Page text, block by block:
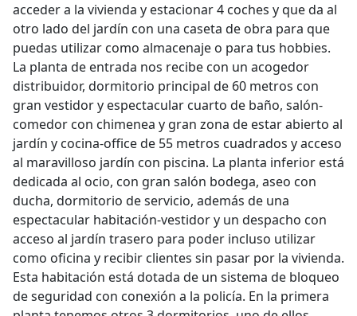
acceder a la vivienda y estacionar 4 coches y que da al
otro lado del jardín con una caseta de obra para que
puedas utilizar como almacenaje o para tus hobbies.
La planta de entrada nos recibe con un acogedor
distribuidor, dormitorio principal de 60 metros con
gran vestidor y espectacular cuarto de baño, salón-
comedor con chimenea y gran zona de estar abierto al
jardín y cocina-office de 55 metros cuadrados y acceso
al maravilloso jardín con piscina. La planta inferior está
dedicada al ocio, con gran salón bodega, aseo con
ducha, dormitorio de servicio, además de una
espectacular habitación-vestidor y un despacho con
acceso al jardín trasero para poder incluso utilizar
como oficina y recibir clientes sin pasar por la vivienda.
Esta habitación está dotada de un sistema de bloqueo
de seguridad con conexión a la policía. En la primera